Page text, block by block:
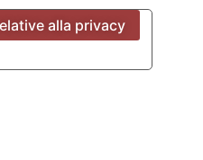
alla privacy